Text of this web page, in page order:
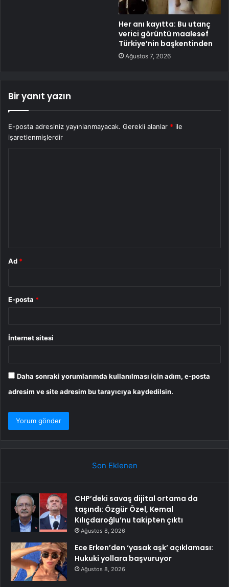
Her anı kayıtta: Bu utanç
verici görüntü maalesef
Türkiye’nin başkentinden
Ağustos 7, 2026
Bir yanıt yazın
E-posta adresiniz yayınlanmayacak. Gerekli alanlar * ile
işaretlenmişlerdir
Ad *
E-posta *
İnternet sitesi
Daha sonraki yorumlarımda kullanılması için adım, e-posta
adresim ve site adresim bu tarayıcıya kaydedilsin.
Son Eklenen
CHP’deki savaş dijital ortama da
taşındı: Özgür Özel, Kemal
Kılıçdaroğlu’nu takipten çıktı
Ağustos 8, 2026
Ece Erken’den ‘yasak aşk’ açıklaması:
Hukuki yollara başvuruyor
Ağustos 8, 2026